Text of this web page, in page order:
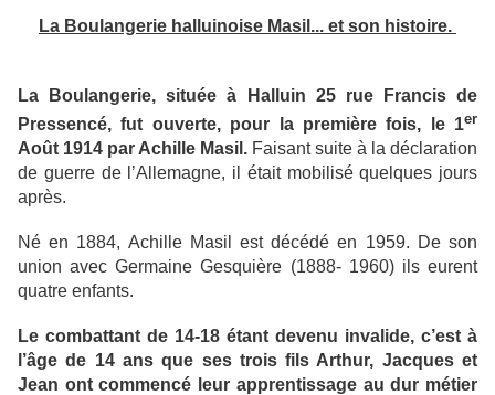
La Boulangerie halluinoise Masil... et son histoire.
La Boulangerie, située à Halluin 25 rue Francis de
Pressencé, fut ouverte, pour la première fois, le 1er
Août 1914 par Achille Masil. Faisant suite à la déclaration
de guerre de l’Allemagne, il était mobilisé quelques jours
après.
Né en 1884, Achille Masil est décédé en 1959. De son
union avec Germaine Gesquière (1888- 1960) ils eurent
quatre enfants.
Le combattant de 14-18 étant devenu invalide, c’est à
l’âge de 14 ans que ses trois fils Arthur, Jacques et
Jean ont commencé leur apprentissage au dur métier